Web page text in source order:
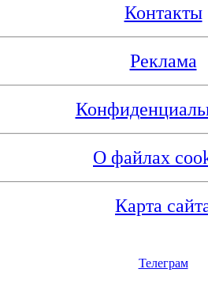
Контакты
Реклама
О файлах
Карта
Телеграм